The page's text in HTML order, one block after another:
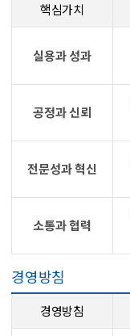
핵심가치
실용과 성과
공정과 신뢰
전문성과 혁신
소통과 협력
경영방침
경영방침